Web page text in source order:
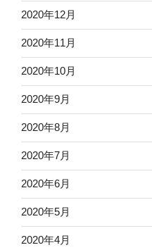
2020年12月
2020年11月
2020年10月
2020年9月
2020年8月
2020年7月
2020年6月
2020年5月
2020年4月